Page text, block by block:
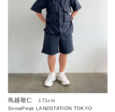
鳥越敬仁
171cm
SnowPeak LANDSTATION TOKYO